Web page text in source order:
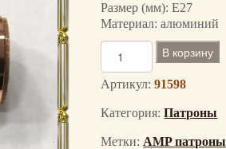
Размер (мм): E27
Материал: алюминий
л
ч
е
В корзину
Артикул:91598
Категория:Патроны
Метки: AMP патроны